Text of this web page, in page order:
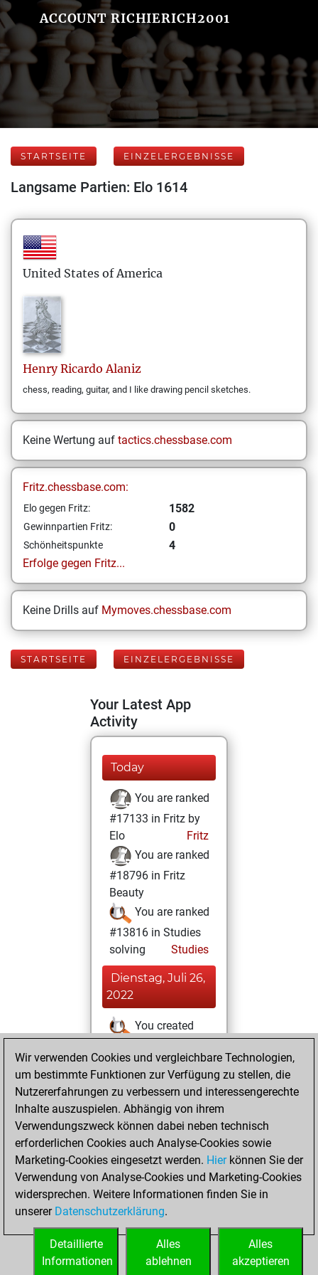
ACCOUNT RICHIERICH2001
STARTSEITE EINZELERGEBNISSE
Langsame Partien: Elo 1614
United States of America
Henry Ricardo Alaniz
chess, reading, guitar, and I like drawing pencil sketches.
Keine Wertung auf tactics.chessbase.com
Fritz.chessbase.com:
Elo gegen Fritz: 1582
Gewinnpartien Fritz: 0
Schönheitspunkte
4
Erfolge gegen Fritz...
Keine Drills auf Mymoves.chessbase.com
STARTSEITE EINZELERGEBNISSE
Your Latest App
Activity
Today
You are ranked
#17133 in Fritz by
Elo
Fritz
You are ranked
#18796 in Fritz
Beauty
You are ranked
#13816 in Studies
solving
Studies
Dienstag, Juli 26,
2022
You created
Studies
Montag,
Juli 25, 2022
You achieved a
BeautyScore of 4
Fritz
You
achieved a new Elo
of 1582
You created
your Fritz account
Wir verwenden Cookies und vergleichbare Technologien,
um bestimmte Funktionen zur Verfügung zu stellen, die
Nutzererfahrungen zu verbessern und interessengerechte
Inhalte auszuspielen. Abhängig von ihrem
Verwendungszweck können dabei neben technisch
erforderlichen Cookies auch Analyse-Cookies sowie
Marketing-Cookies eingesetzt werden. Hierkönnen Sie der
Verwendung von Analyse-Cookies und Marketing-Cookies
widersprechen. Weitere Informationen finden Sie in
unserer Datenschutzerklärung.
Alles
akzeptieren
Alles
ablehnen
Detaillierte
Informationen